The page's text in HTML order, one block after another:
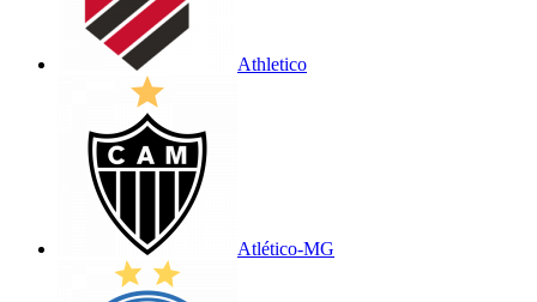
Athletico
Atlético-MG